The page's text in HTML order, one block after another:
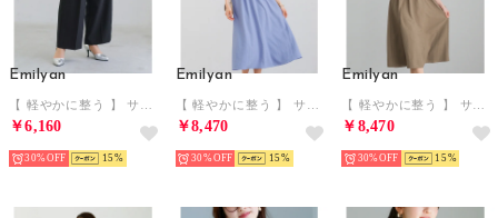
Emilyan
￥6,160
30% 15
Emilyan
￥8,470
30% 15
Emilyan
￥8,470
30% 15